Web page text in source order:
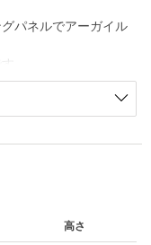
パネルでアーガイル
ウッドの発明をはじ
フ用品を提供してい
高さ